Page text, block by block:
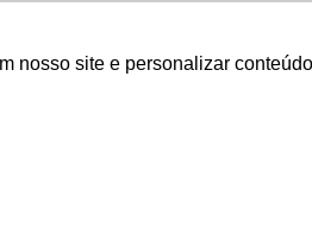
nosso site e personalizar